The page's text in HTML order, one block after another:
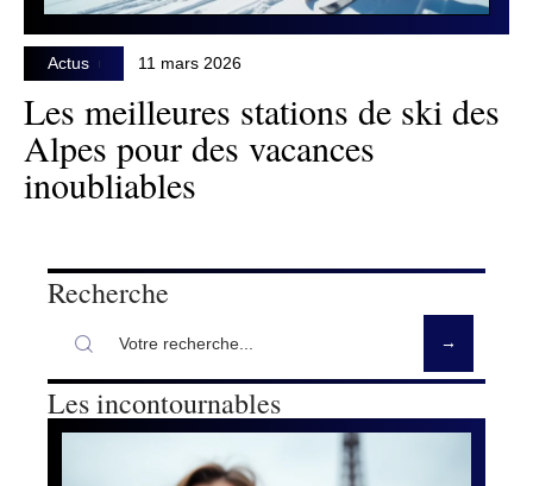
Actus 11 mars 2026
Les meilleures stations de ski des
Alpes pour des vacances
inoubliables
Recherche
Les incontournables